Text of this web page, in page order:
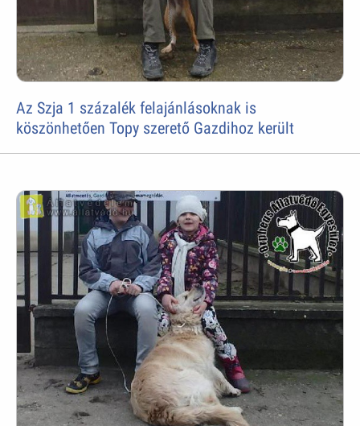
Az Szja 1 százalék felajánlásoknak is
köszönhetően Topy szerető Gazdihoz került